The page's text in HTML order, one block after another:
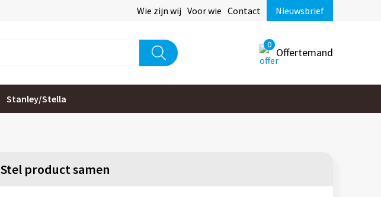
Wie zijn wij Voor wie Contact Nieuwsbrief
0
Offertemand
Stanley/Stella
Stel product samen